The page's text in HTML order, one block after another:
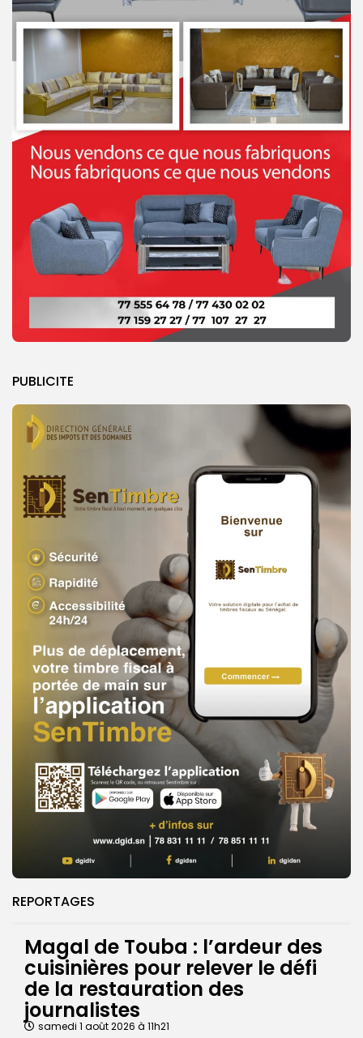
PUBLICITE
REPORTAGES
Magal de Touba : l’ardeur des
cuisinières pour relever le défi
de la restauration des
journalistes
samedi 1 août 2026 à 11h21